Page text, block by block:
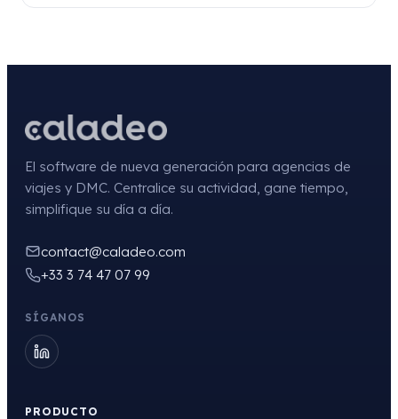
El software de nueva generación para agencias de
viajes y DMC. Centralice su actividad, gane tiempo,
simplifique su día a día.
contact@caladeo.com
+33 3 74 47 07 99
SÍGANOS
PRODUCTO